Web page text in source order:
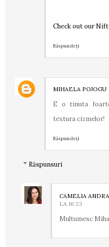
Check out our
Răspundeți
MIHAELA POJOGU
E o tinuta
textura cizmelor!
Răspundeți
Răspunsuri
CAMELIA
LA 16:23
Multumesc